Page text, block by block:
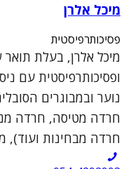
מיכל אלרן
פסיכותרפיסטית
מיכל אלרן, בעלת תואר
נוער ובמבוגרים
חרדה מטיסה, חרדה
חרדה מבחינות ועוד),